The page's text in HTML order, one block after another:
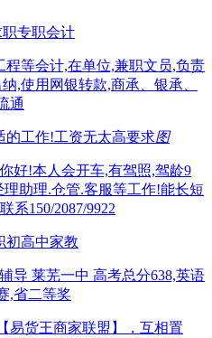
专职会计
程等会计,在单位,兼职文员,负责
,使用网银转款,商承、银承、
通
的工作!工资无太高要求图
好!本人会开车,有驾照,驾龄9
助理.仓管.客服等工作!能长短
系150/2087/9922
初高中家教
导 莱芜一中 高考总分638,英语
,省二等奖
易货王商家联盟】，互相置